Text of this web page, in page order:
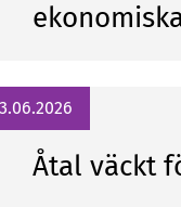
Åtal väckt